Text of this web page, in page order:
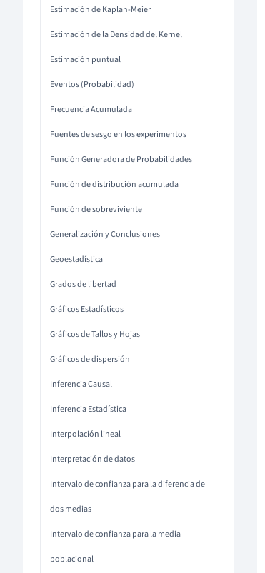
Estimación de Kaplan-Meier
Estimación de la Densidad del Kernel
Estimación puntual
Eventos (Probabilidad)
Frecuencia Acumulada
Fuentes de sesgo en los experimentos
Función Generadora de Probabilidades
Función de distribución acumulada
Función de sobreviviente
Generalización y Conclusiones
Geoestadística
Grados de libertad
Gráficos Estadísticos
Gráficos de Tallos y Hojas
Gráficos de dispersión
Inferencia Causal
Inferencia Estadística
Interpolación lineal
Interpretación de datos
Intervalo de confianza para la diferencia de
dos medias
Intervalo de confianza para la media
poblacional